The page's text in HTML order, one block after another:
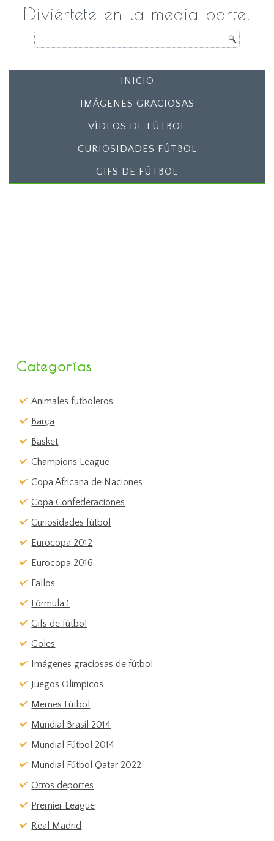
¡Diviértete en la media parte!
INICIO
IMÁGENES GRACIOSAS
VÍDEOS DE FÚTBOL
CURIOSIDADES FÚTBOL
GIFS DE FÚTBOL
Categorías
Animales futboleros
Barça
Basket
Champions League
Copa Africana de Naciones
Copa Confederaciones
Curiosidades fútbol
Eurocopa 2012
Eurocopa 2016
Fallos
Fórmula 1
Gifs de fútbol
Goles
Imágenes graciosas de fútbol
Juegos Olímpicos
Memes Fútbol
Mundial Brasil 2014
Mundial Fútbol 2014
Mundial Fútbol Qatar 2022
Otros deportes
Premier League
Real Madrid